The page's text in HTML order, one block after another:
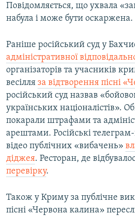
Повідомляється, що ухвала
набула і може бути оскаржена.
Раніше російський суд у
адміністративної
організаторів та учасників
весілля за відтворення пісні
російський суд назвав
українських націоналістів».
покарали штрафами та
арештами. Російські
відео публічних «вибачень»
діджея. Ресторан, де
перевірку.
Також у Криму за публічне
пісні «Червона калина»